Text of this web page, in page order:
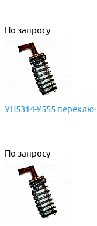
По запросу
УП5314-У555
По запросу